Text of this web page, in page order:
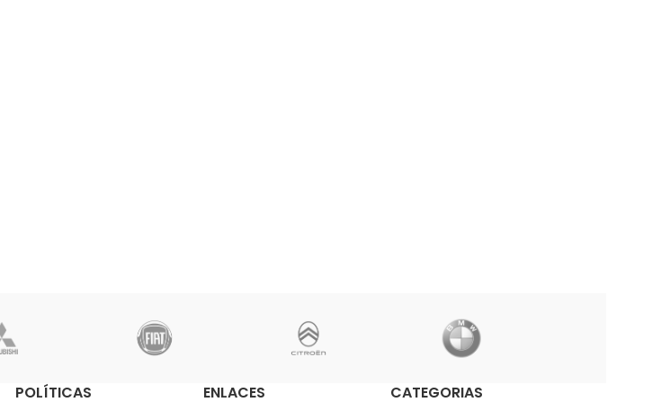
POLÍTICAS ENLACES CATEGORIAS